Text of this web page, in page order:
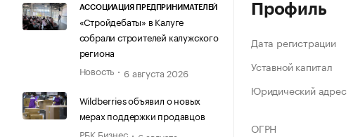
АССОЦИАЦИЯ ПРЕДПРИНИМАТЕЛЕЙ
«Стройдебаты» в Калуге
собрали строителей калужского
региона
Новость
6 августа 2026
Wildberries объявил о новых
мерах поддержки продавцов
РБК Бизнес
Профиль
Дата регистрации
Уставной капитал
Юридический адрес
ОГРН